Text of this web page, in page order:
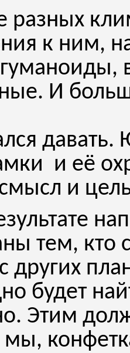
разных
к ним,
И
и её
и
тем, кто
других
будет
Этим